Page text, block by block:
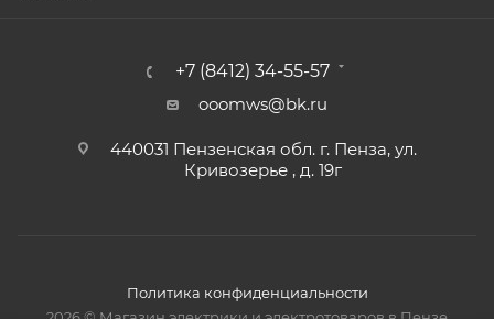
+7 (8412) 34-55-57
ooomws@bk.ru
440031 Пензенская обл. г. Пенза, ул.
Кривозерье , д. 19г
Политика конфиденциальности